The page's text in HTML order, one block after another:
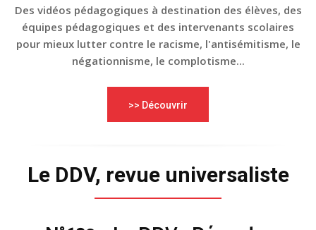
Des vidéos pédagogiques à destination des élèves, des
équipes pédagogiques et des intervenants scolaires
pour mieux lutter contre le racisme, l'antisémitisme, le
négationnisme, le complotisme...
>> Découvrir
Le DDV, revue universaliste